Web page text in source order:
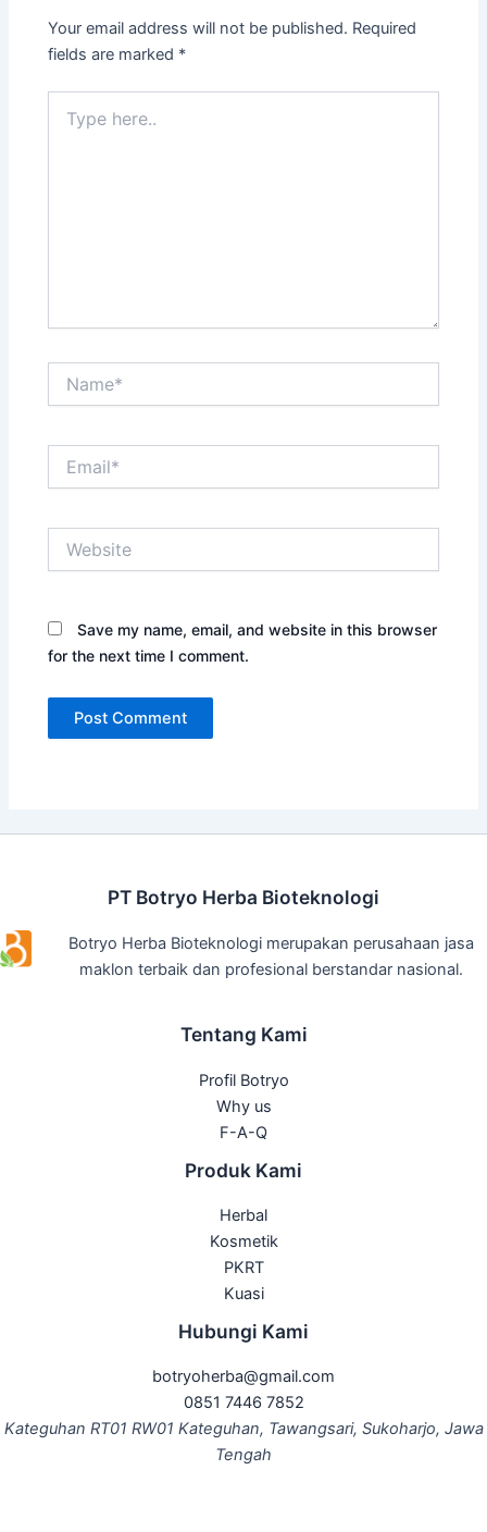
Your email address will not be published. Required
fields are marked *
here..
Save my name, email, and website in this browser
for the next time I comment.
PT Botryo Herba Bioteknologi
Botryo Herba Bioteknologi merupakan perusahaan jasa
maklon terbaik dan profesional berstandar nasional.
Tentang Kami
Profil Botryo
Why us
F-A-Q
Produk Kami
Herbal
Kosmetik
PKRT
Kuasi
Hubungi Kami
botryoherba@gmail.com
0851 7446 7852
Kateguhan RT01 RW01 Kateguhan, Tawangsari, Sukoharjo, Jawa
Tengah